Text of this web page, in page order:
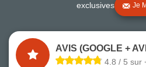
exclusives
Je
AVIS (GOOGLE +
4.8 / 5 sur